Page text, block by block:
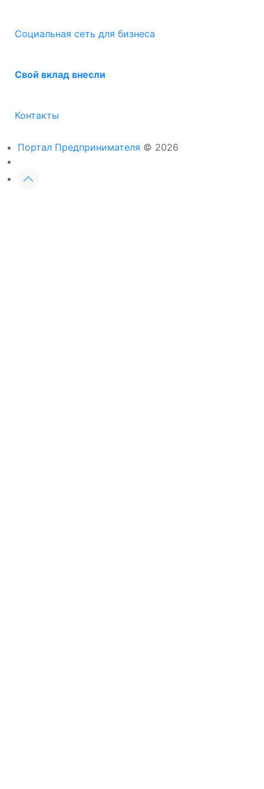
Социальная сеть для бизнеса
Свой вклад внесли
Контакты
Портал Предпринимателя © 2026